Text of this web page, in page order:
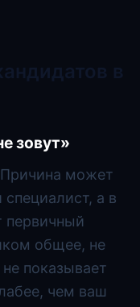
в
зовут»
может
а в
первичный
общее, не
показывает
чем ваш